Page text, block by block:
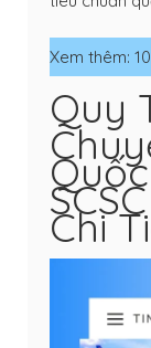
Xem thêm:
Quy
Chi